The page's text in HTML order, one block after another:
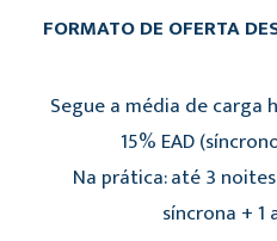
FORMATO DE OFERTA
Segue a média de carga
15% EAD
Na prática: até 3 noites
síncrona + 1